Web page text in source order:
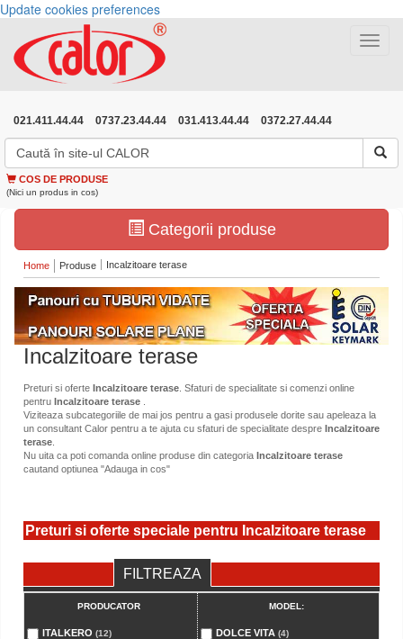
Update cookies preferences
Toggle
021.411.44.44 0737.23.44.44 031.413.44.44 0372.27.44.44
COS DE PRODUSE
(Nici un produs in cos)
Categorii produse
Home Produse Incalzitoare terase
Incalzitoare terase
Preturi si oferte Incalzitoare terase . Sfaturi de specialitate si comenzi online
pentru Incalzitoare terase
Viziteaza subcategoriile de mai jos pentru a gasi produsele dorite sau apeleaza la
un consultant Calor pentru a te ajuta cu sfaturi de specialitate despre Incalzitoare
terase
Nu uita ca poti comanda online produse din categoria Incalzitoare terase
cautand optiunea "Adauga in cos"
Preturi si oferte speciale pentru Incalzitoare terase
FILTREAZA
PRODUCATOR
ITALKERO (12)
MODEL:
DOLCE VITA (4)